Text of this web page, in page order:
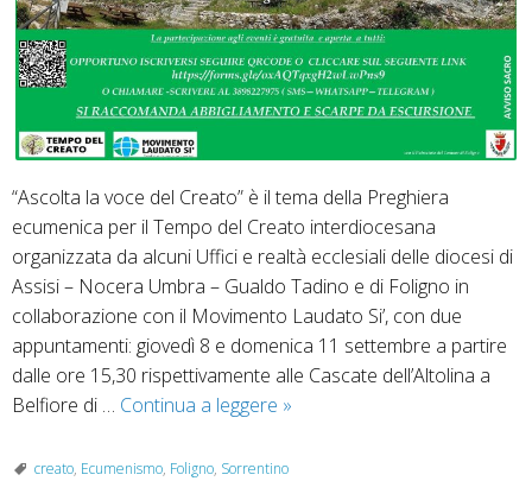
“Ascolta la voce del Creato” è il tema della Preghiera
ecumenica per il Tempo del Creato interdiocesana
organizzata da alcuni Uffici e realtà ecclesiali delle diocesi di
Assisi – Nocera Umbra – Gualdo Tadino e di Foligno in
collaborazione con il Movimento Laudato Si’, con due
appuntamenti: giovedì 8 e domenica 11 settembre a partire
dalle ore 15,30 rispettivamente alle Cascate dell’Altolina a
Belfiore di … Continua a leggere Tempo
Creato:
»
creato, Ecumenismo, Foligno, Sorrentino